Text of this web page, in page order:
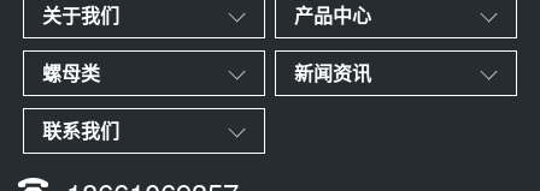
关于我们 产品中心
螺母类 新闻资讯
联系我们